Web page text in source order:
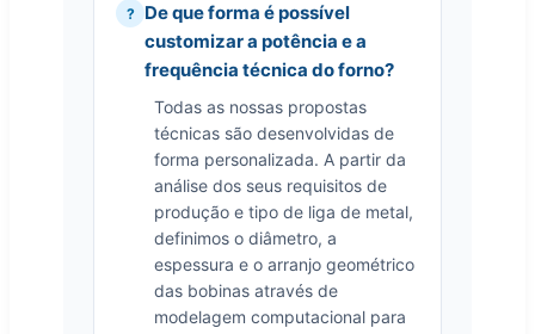
De que forma é possível
customizar a potência e a
frequência técnica do forno?
Todas as nossas propostas
técnicas são desenvolvidas de
forma personalizada. A partir da
análise dos seus requisitos de
produção e tipo de liga de metal,
definimos o diâmetro, a
espessura e o arranjo geométrico
das bobinas através de
modelagem computacional para